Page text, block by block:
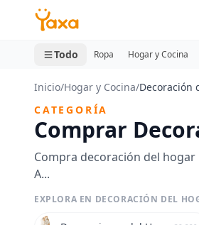
MINI CARRITO
0 productos
Todo Ropa Hogar y Cocina
Inicio/Hogar y Cocina/Decoración
CATEGORÍA
Comprar
Compra decoración del
A...
EXPLORA EN DECORACIÓN DEL